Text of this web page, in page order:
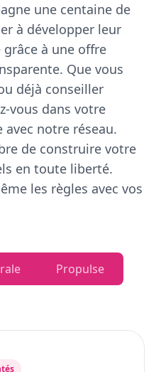
une centaine de
à développer leur
à une offre
Que vous
déjà conseiller
vous dans votre
notre réseau.
de construire votre
en toute liberté.
les règles avec vos
Propulse